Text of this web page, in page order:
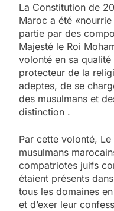
La Constitution de
Maroc a été
partie par des
Majesté le Roi
volonté en sa qualité
protecteur de la
adeptes, de se
des musulmans et
distinction .
Par cette volonté,
musulmans
compatriotes juifs
étaient présents
tous les domaines
et d’exer leur